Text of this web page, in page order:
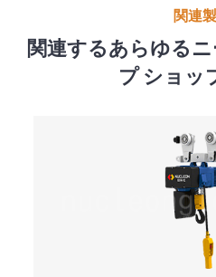
関連
関連するあらゆる
プ ショッ